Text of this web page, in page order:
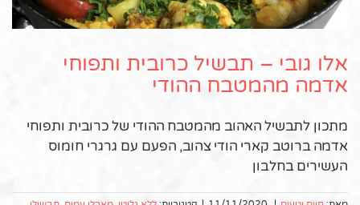
אלו גובי – תבשיל כרובית ותפוחי
אדמה מהמטבח ההודי
מתכון לתבשיל האהוב מהמטבח ההודי של כרובית ותפוחי
אדמה ברוטב קארי הודי צהוב, הפעם עם גרגרי חומוס
העשירים בחלבון